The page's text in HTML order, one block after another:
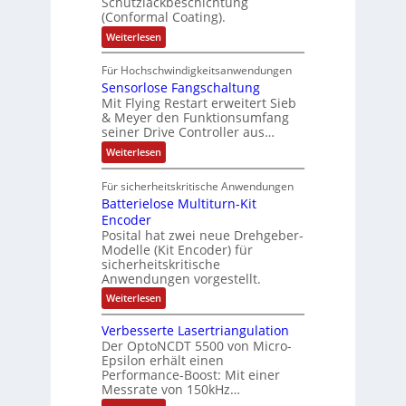
c
h
ä
f
t
c
h
e
t
o
m
a
t
i
o
g
e
w
ä
h
t
e
e
n
A
r
b
e
i
t
s
k
ä
f
t
e
n
e
x
p
a
n
d
i
e
r
m
i
t
2
u
n
d
4
0
A
(Conformal Coating).
Weiterlesen:
I
C
-
N
e
t
z
t
e
l
e
r
ä
l
t
S
c
h
u
t
z
l
a
c
k
Für Hochschwindigkeitsanwendungen
Sensorlose Fangschaltung
Mit Flying Restart erweitert Sieb
& Meyer den Funktionsumfang
seiner Drive Controller aus…
Weiterlesen:
S
n
s
l
o
s
e
F
a
n
g
s
c
h
a
l
Für sicherheitskritische Anwendungen
Batterielose Multiturn-Kit
Encoder
Posital hat zwei neue Drehgeber-
Modelle (Kit Encoder) für
sicherheitskritische
Anwendungen vorgestellt.
Weiterlesen:
B
t
t
e
r
i
e
Verbesserte Lasertriangulation
Der OptoNCDT 5500 von Micro-
Epsilon erhält einen
Performance-Boost: Mit einer
Messrate von 150kHz…